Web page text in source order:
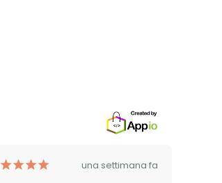
¡¡¡¡ una settimana fa